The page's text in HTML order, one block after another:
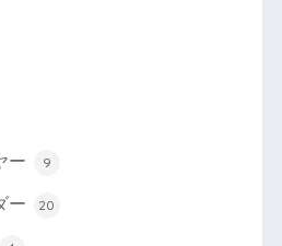
ー 9
ー 20